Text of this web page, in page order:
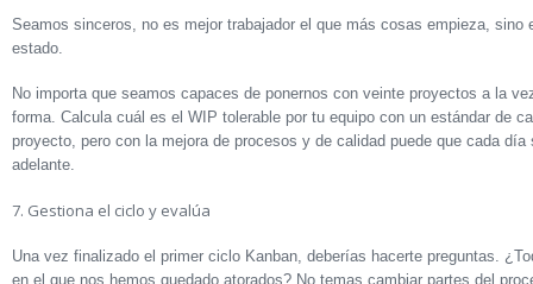
Seamos sinceros, no es mejor trabajador el que más cosas empieza, sino
estado.
No importa que seamos capaces de ponernos con veinte proyectos a la
forma. Calcula cuál es el WIP tolerable por tu equipo con un estándar de
proyecto, pero con la mejora de procesos y de calidad puede que cada
adelante.
7. Gestiona el ciclo y evalúa
Una vez finalizado el primer ciclo Kanban, deberías hacerte preguntas.
en el que nos hemos quedado atorados? No temas cambiar partes del